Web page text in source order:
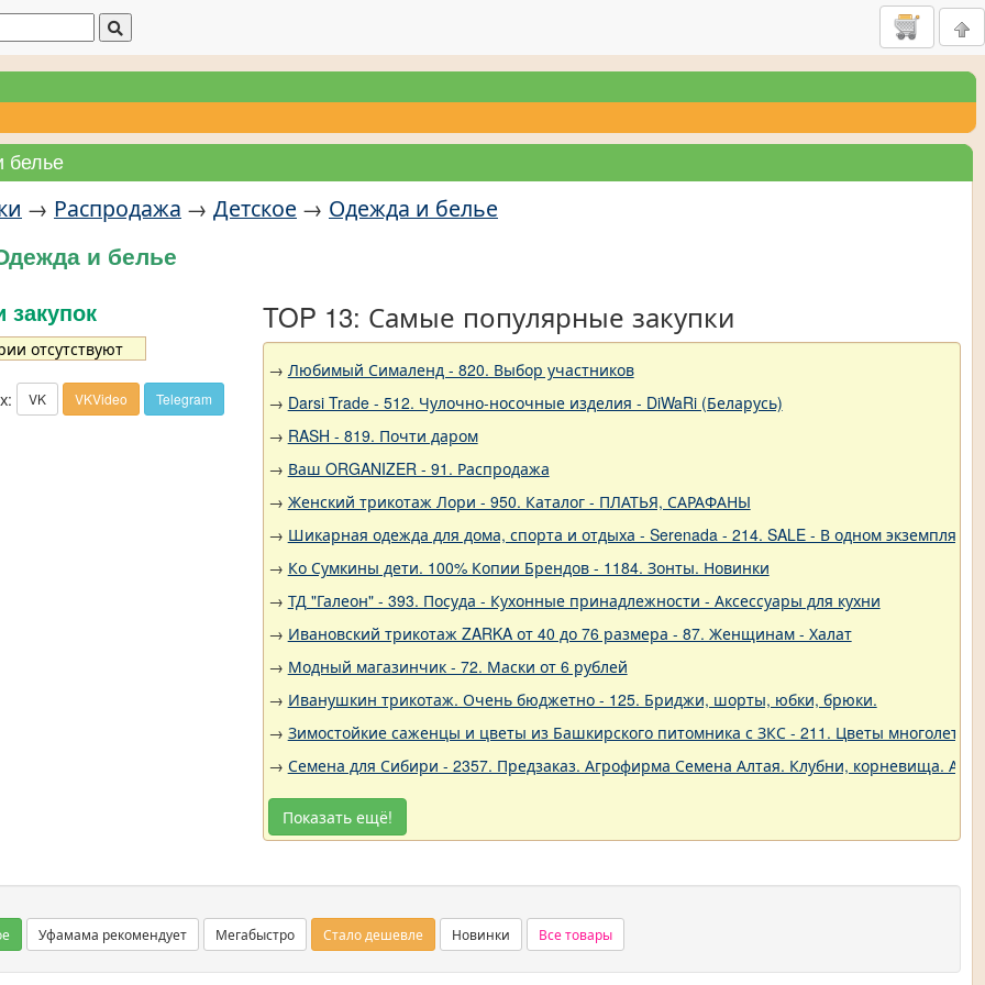
белье
→ Распродажа → Детское → Одежда и белье
и белье
закупок
отсутствуют
VK VKVideo Telegram
TOP 13: Самые популярные закупки
→ Любимый Сималенд - 820. Выбор участников
→ Darsi Trade - 512. Чулочно-носочные изделия - DiWaRi (Беларусь)
→ RASH - 819. Почти даром
→ Ваш ORGANIZER - 91. Распродажа
→ Женский трикотаж Лори - 950. Каталог - ПЛАТЬЯ, САРАФАНЫ
→ Шикарная одежда для дома, спорта и отдыха - Serenada - 214. SALE - В одном экземпляре!
→ Ко Сумкины дети. 100% Копии Брендов - 1184. Зонты. Новинки
→ ТД "Галеон" - 393. Посуда - Кухонные принадлежности - Аксессуары для кухни
→ Ивановский трикотаж ZARKA от 40 до 76 размера - 87. Женщинам - Халат
→ Модный магазинчик - 72. Маски от 6 рублей
→ Иванушкин трикотаж. Очень бюджетно - 125. Бриджи, шорты, юбки, брюки.
→ Зимостойкие саженцы и цветы из Башкирского питомника с ЗКС - 211. Цветы
→ Семена для Сибири - 2357. Предзаказ. Агрофирма Семена Алтая. Клубни, корневища.
Показать ещё!
Уфамама рекомендует Мегабыстро Стало дешевле Новинки Все товары